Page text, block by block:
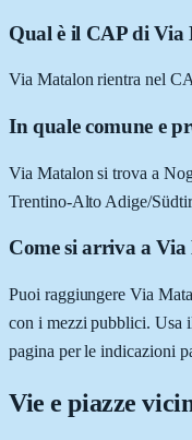
Qual è il CAP di Via
Via Matalon rientra nel
In quale comune e
Via Matalon si trova a
Trentino-Alto Adige/
Come si arriva a
Puoi raggiungere Via
con i mezzi pubblici. Usa
pagina per le indicazioni
Vie e piazze